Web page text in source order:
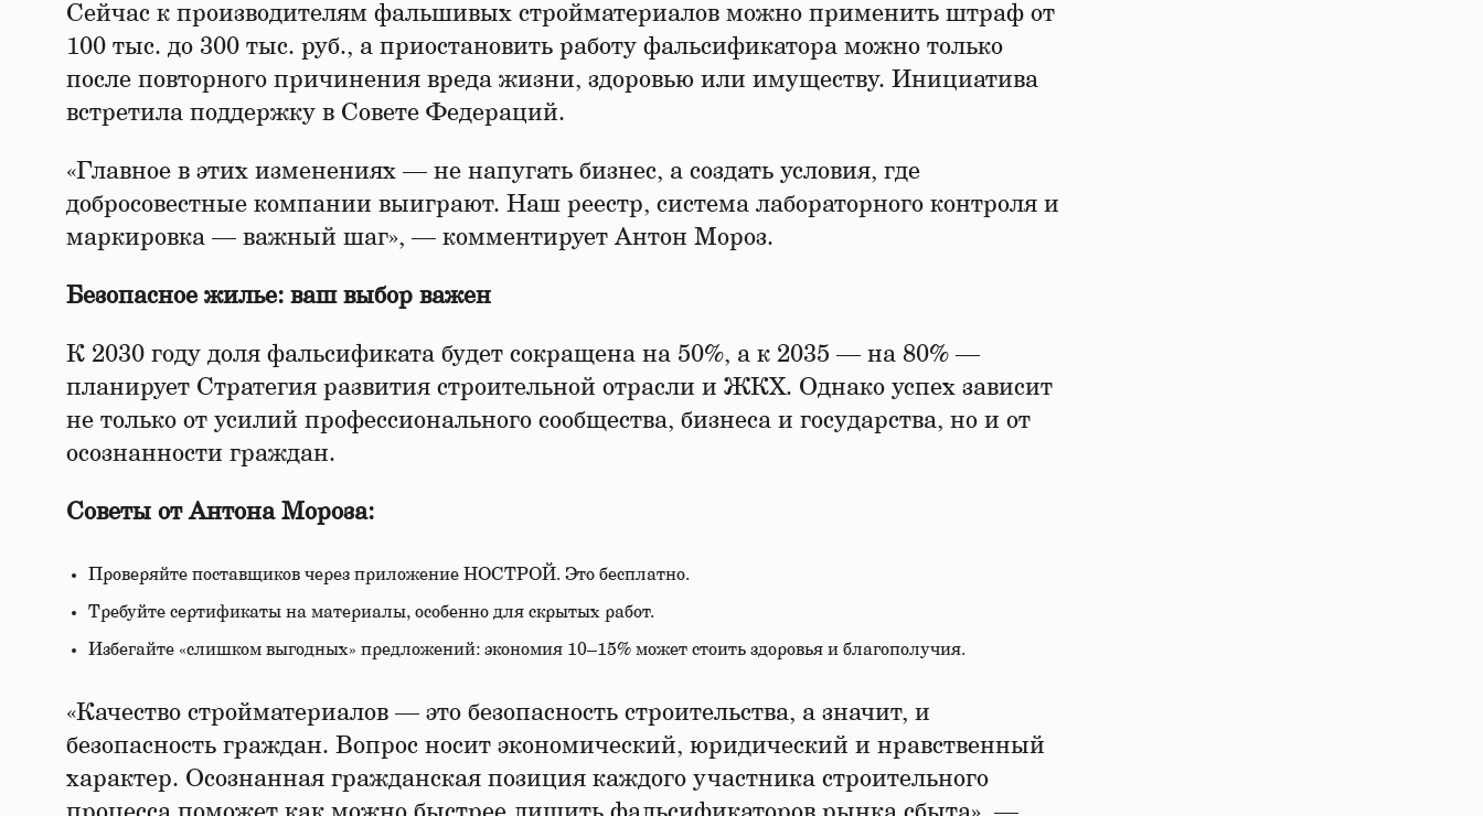
Сейчас к производителям фальшивых стройматериалов можно применить штраф от
100 тыс. до 300 тыс. руб., а приостановить работу фальсификатора можно только
после повторного причинения вреда жизни, здоровью или имуществу. Инициатива
встретила поддержку в Совете Федераций.
«Главное в этих изменениях — не напугать бизнес, а создать условия, где
добросовестные компании выиграют. Наш реестр, система лабораторного контроля и
маркировка — важный шаг», — комментирует Антон Мороз.
Безопасное жилье: ваш выбор важен
К 2030 году доля фальсификата будет сокращена на 50%, а к 2035 — на 80% —
планирует Стратегия развития строительной отрасли и ЖКХ. Однако успех зависит
не только от усилий профессионального сообщества, бизнеса и государства, но и от
осознанности граждан.
Советы от Антона Мороза:
Проверяйте поставщиков через приложение НОСТРОЙ. Это бесплатно.
Требуйте сертификаты на материалы, особенно для скрытых работ.
Избегайте «слишком выгодных» предложений: экономия 10–15% может стоить здоровья и благополучия.
«Качество стройматериалов — это безопасность строительства, а значит, и
безопасность граждан. Вопрос носит экономический, юридический и нравственный
характер. Осознанная гражданская позиция каждого участника строительного